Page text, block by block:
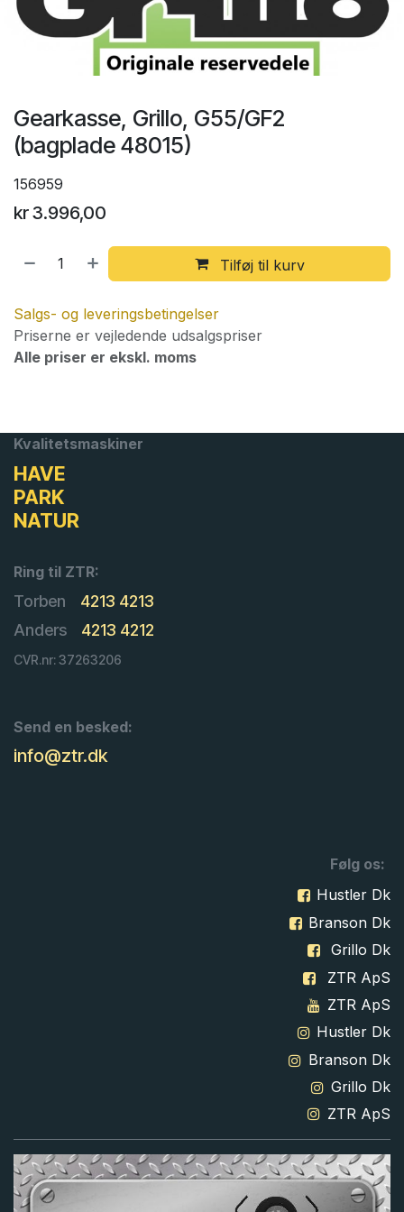
Gearkasse, Grillo, G55/GF2
(bagplade 48015)
156959
kr3.996,00
Tilføj til kurv
Salgs- og leveringsbetingelser
Priserne er vejledende udsalgspriser
Alle priser er ekskl. moms
Kvalitetsmaskiner
HAVE
PARK
NATUR
Ring til ZTR:
Torben
4213 4213
Anders
4213 4212
CVR.nr: 37263206
Send en besked:
info@ztr.dk
Følg os:
Hustler Dk
Branson Dk
Grillo Dk
ZTR ApS
ZTR ApS
Hustler Dk
Branson Dk
Grillo Dk
ZTR ApS